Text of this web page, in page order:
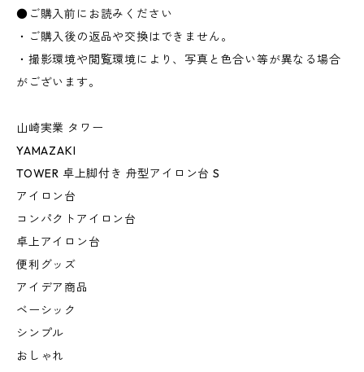
●ご購入前にお読みください
・ご購入後の返品や交換はできません。
・撮影環境や閲覧環境により、写真と色合い等が異なる場合
がございます。
山崎実業 タワー
YAMAZAKI
TOWER 卓上脚付き 舟型アイロン台 S
アイロン台
コンパクトアイロン台
卓上アイロン台
便利グッズ
アイデア商品
ベーシック
シンプル
おしゃれ